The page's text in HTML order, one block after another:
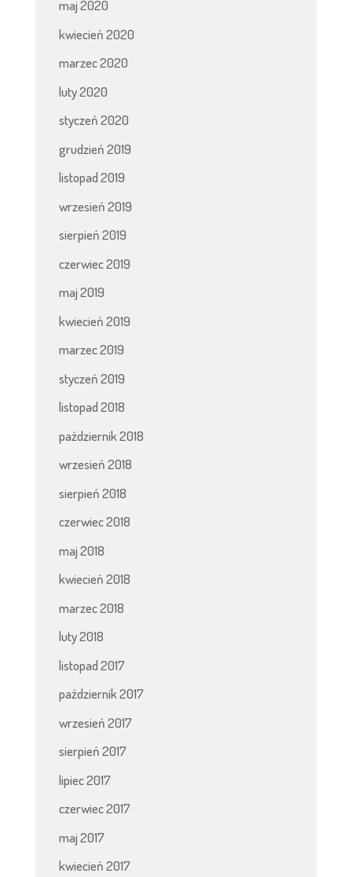
maj 2020
kwiecień 2020
marzec 2020
luty 2020
styczeń 2020
grudzień 2019
listopad 2019
wrzesień 2019
sierpień 2019
czerwiec 2019
maj 2019
kwiecień 2019
marzec 2019
styczeń 2019
listopad 2018
październik 2018
wrzesień 2018
sierpień 2018
czerwiec 2018
maj 2018
kwiecień 2018
marzec 2018
luty 2018
listopad 2017
październik 2017
wrzesień 2017
sierpień 2017
lipiec 2017
czerwiec 2017
maj 2017
kwiecień 2017